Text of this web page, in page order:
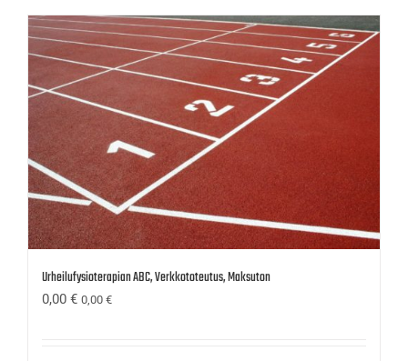
Urheilufysioterapian ABC, Verkkototeutus, Maksuton
0,00 € 0,00 €